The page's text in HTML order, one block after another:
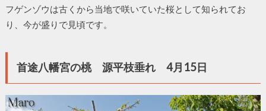
フゲンゾウは古くから当地で咲いていた桜として知られてお
り、今が盛りで見頃です。
首途八幡宮の桃 源平枝垂れ 4月15日